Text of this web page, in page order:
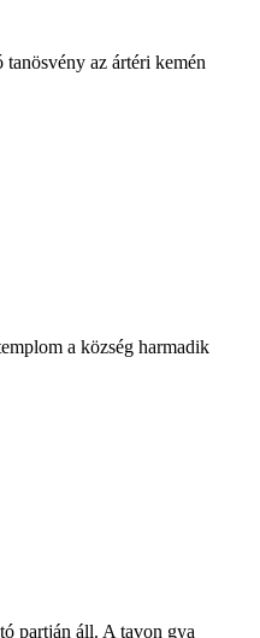
az ártéri kemén
a község harmadik
partján áll. A tavon gya